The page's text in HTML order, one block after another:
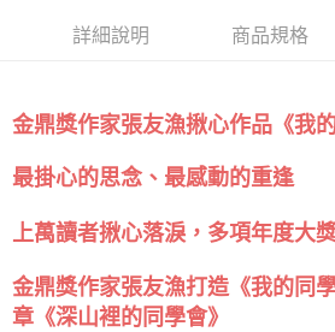
詳細說明 商品規格
金鼎獎作家張友漁揪心作品 《我
最掛心的思念、最感動的重逢
上萬讀者揪心落淚，多項年度大
金鼎獎作家張友漁打造《我的同
章 《深山裡的同學會》